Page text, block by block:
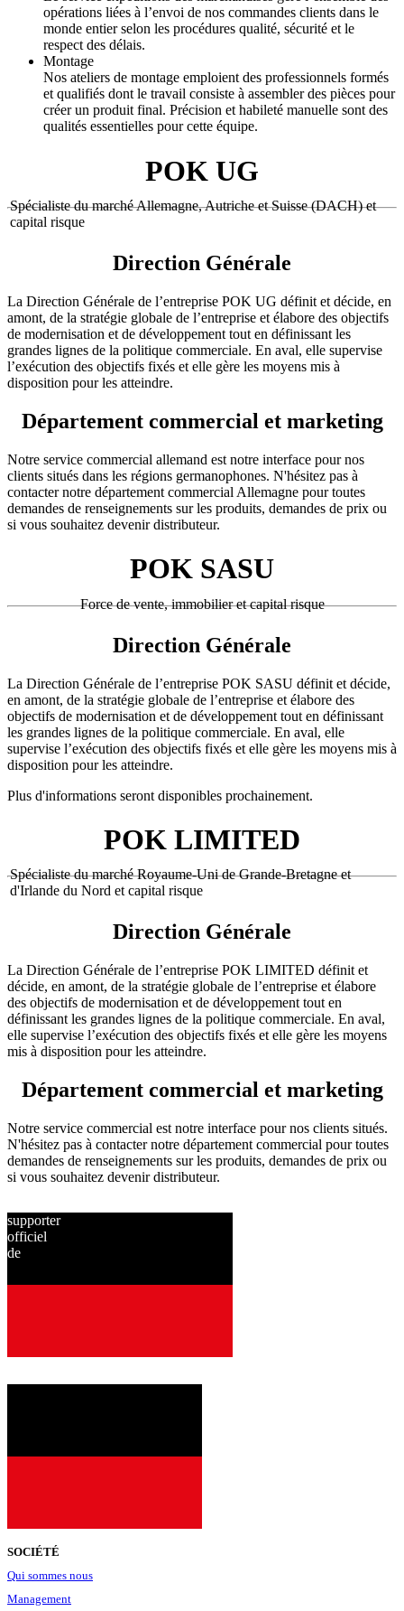
opérations liées à l’envoi de nos commandes clients dans le
monde entier selon les procédures qualité, sécurité et le
respect des délais.
Montage
Nos ateliers de montage emploient des professionnels formés
et qualifiés dont le travail consiste à assembler des pièces pour
créer un produit final. Précision et habileté manuelle sont des
qualités essentielles pour cette équipe.
POK UG
Spécialiste du marché Allemagne, Autriche et Suisse (DACH) et
capital risque
Direction Générale
La Direction Générale de l’entreprise POK UG définit et décide, en
amont, de la stratégie globale de l’entreprise et élabore des objectifs
de modernisation et de développement tout en définissant les
grandes lignes de la politique commerciale. En aval, elle supervise
l’exécution des objectifs fixés et elle gère les moyens mis à
disposition pour les atteindre.
Département commercial et marketing
Notre service commercial allemand est notre interface pour nos
clients situés dans les régions germanophones. N'hésitez pas à
contacter notre département commercial Allemagne pour toutes
demandes de renseignements sur les produits, demandes de prix ou
si vous souhaitez devenir distributeur.
POK SASU
Force de vente, immobilier et capital risque
Direction Générale
La Direction Générale de l’entreprise POK SASU définit et décide,
en amont, de la stratégie globale de l’entreprise et élabore des
objectifs de modernisation et de développement tout en définissant
les grandes lignes de la politique commerciale. En aval, elle
supervise l’exécution des objectifs fixés et elle gère les moyens mis à
disposition pour les atteindre.
Plus d'informations seront disponibles prochainement.
POK LIMITED
Spécialiste du marché Royaume-Uni de Grande-Bretagne et
d'Irlande du Nord et capital risque
Direction Générale
La Direction Générale de l’entreprise POK LIMITED définit et
décide, en amont, de la stratégie globale de l’entreprise et élabore
des objectifs de modernisation et de développement tout en
définissant les grandes lignes de la politique commerciale. En aval,
elle supervise l’exécution des objectifs fixés et elle gère les moyens
mis à disposition pour les atteindre.
Département commercial et marketing
Notre service commercial est notre interface pour nos clients situés.
N'hésitez pas à contacter notre département commercial pour toutes
demandes de renseignements sur les produits, demandes de prix ou
si vous souhaitez devenir distributeur.
supporter
officiel
de
SOCIÉTÉ
Qui sommes nous
Management